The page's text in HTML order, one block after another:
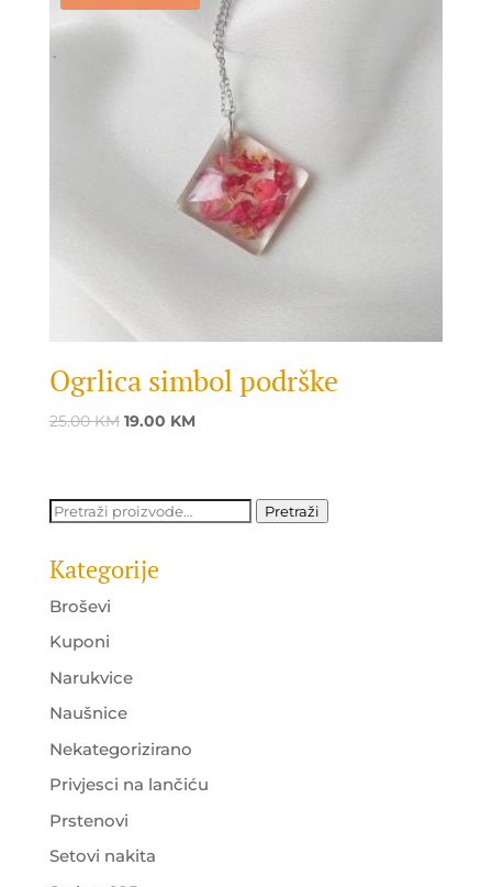
Ogrlica simbol podrške
25.00KM Original
25.00 KM.
19.00 KMCurrent
19.00 KM.
Pretraži: Pretraži
Kategorije
Broševi
Kuponi
Narukvice
Naušnice
Nekategorizirano
Privjesci na lančiću
Prstenovi
Setovi nakita